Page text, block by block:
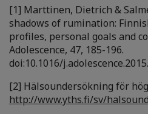
[1] Marttinen, Dietrich &
shadows of rumination:
profiles, personal goals and
Adolescence, 47, 185-196.
doi:10.1016/
[2] Hälsoundersökning för
http://www.yths.fi/sv/